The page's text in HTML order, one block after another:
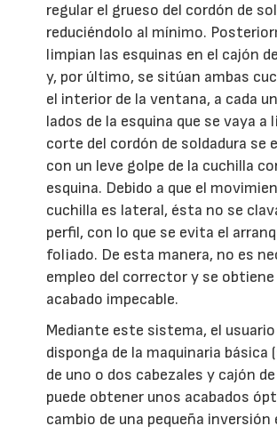
regular el grueso del cordón de
reduciéndolo al mínimo.
limpian las esquinas en el cajón
y, por último, se sitúan ambas
el interior de la ventana, a cada
lados de la esquina que se vaya a
corte del cordón de soldadura se
con un leve golpe de la cuchilla
esquina. Debido a que el
cuchilla es lateral, ésta no se
perfil, con lo que se evita el
foliado. De esta manera, no es
empleo del corrector y se obtiene
acabado impecable.
Mediante este sistema, el usuario
disponga de la maquinaria básica
de uno o dos cabezales y cajón
puede obtener unos acabados
cambio de una pequeña inversión